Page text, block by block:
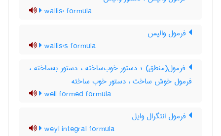
wallis' formula
فرمول والیس
wallis's formula
فرمول(منطق) ؛ دستور خوب‌ساخته ، دستور به‌ساخته ،
فرمول خوش ساخت ، دستور خوب ساخته
well formed formula
فرمول انتگرال وایل
weyl integral formula